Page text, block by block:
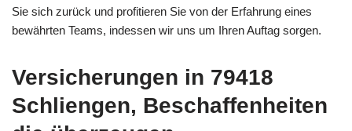
Sie sich zurück und profitieren Sie von der Erfahrung eines
bewährten Teams, indessen wir uns um Ihren Auftag sorgen.
Versicherungen in 79418
Schliengen, Beschaffenheiten